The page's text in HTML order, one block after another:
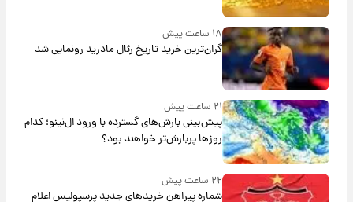
۱۸ ساعت پیش
گران‌ترین خرید تاریخ رئال مادرید رونمایی شد
۲۱ ساعت پیش
پیش‌بینی بارش‌های گسترده با ورود ال‌نینو؛ کدام
روزها پربارش‌تر خواهند بود؟
۲۲ ساعت پیش
شماره پیراهن خریدهای جدید پرسپولیس اعلام